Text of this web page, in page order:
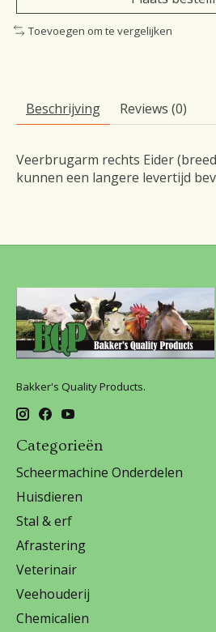
Toevoegen om te vergelijken
Beschrijving Reviews (0)
Veerbrugarm rechts Eider
kunnen een langere levertijd
Bakker's Quality Products.
Categorieën
Scheermachine Onderdelen
Huisdieren
Stal & erf
Afrastering
Veterinair
Veehouderij
Chemicalien